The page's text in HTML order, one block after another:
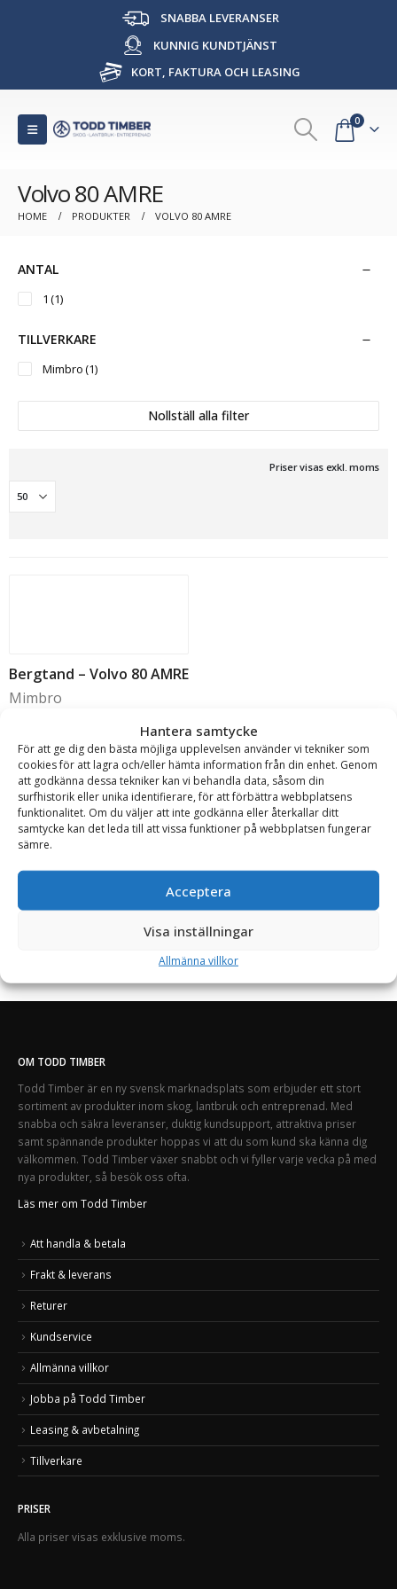
Hantera samtycke
För att ge dig den bästa möjliga upplevelsen använder vi tekniker som
cookies för att lagra och/eller hämta information från din enhet. Genom
att godkänna dessa tekniker kan vi behandla data, såsom din
surfhistorik eller unika identifierare, för att förbättra webbplatsens
funktionalitet. Om du väljer att inte godkänna eller återkallar ditt
samtycke kan det leda till att vissa funktioner på webbplatsen fungerar
sämre.
Acceptera
Visa inställningar
Allmänna villkor
SNABBA LEVERANSER
KUNNIG KUNDTJÄNST
KORT, FAKTURA OCH LEASING
0
Volvo 80 AMRE
HOME PRODUKTER VOLVO 80 AMRE
ANTAL
1 (1)
TILLVERKARE
Mimbro(1)
Nollställ alla filter
Priser visas exkl. moms
Bergtand – Volvo 80 AMRE
Mimbro
inkl. moms
I lager
Lägg till i varukorg
OM TODD TIMBER
Todd Timber är en ny svensk marknadsplats som erbjuder ett stort
sortiment av produkter inom skog, lantbruk och entreprenad. Med
snabba och säkra leveranser, duktig kundsupport, attraktiva priser
samt spännande produkter hoppas vi att du som kund ska känna dig
välkommen. Todd Timber växer snabbt och vi fyller varje vecka på med
nya produkter, så besök oss ofta.
Läs mer om Todd Timber
Att handla & betala
Frakt & leverans
Returer
Kundservice
Allmänna villkor
Jobba på Todd Timber
Leasing & avbetalning
Tillverkare
PRISER
Alla priser visas exklusive moms.